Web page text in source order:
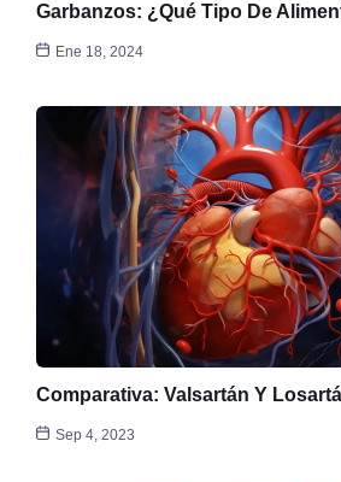
Garbanzos: ¿Qué Tipo De
Ene 18, 2024
Comparativa: Valsartán Y
Sep 4, 2023